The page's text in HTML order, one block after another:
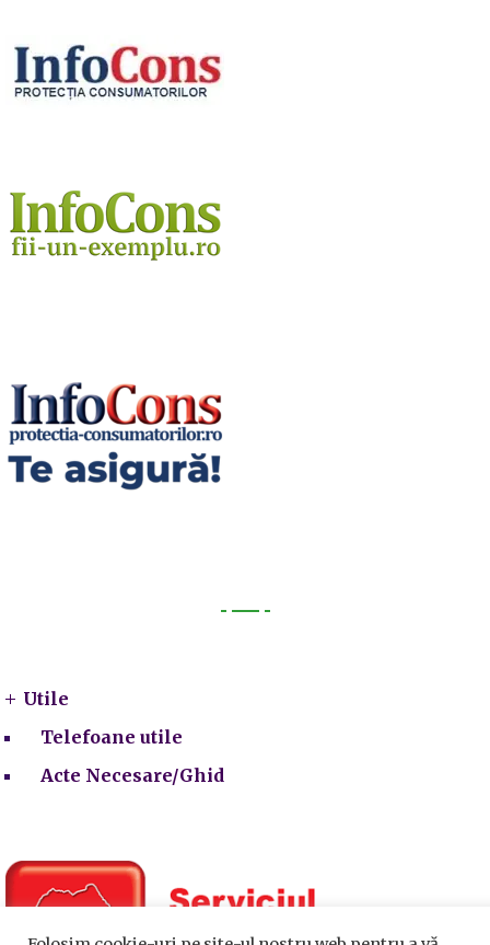
Utile
Telefoane utile
Acte Necesare/Ghid